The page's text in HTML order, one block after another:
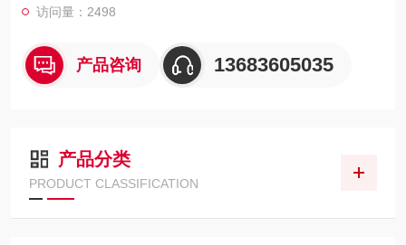
访问量：2498
产品咨询 13683605035
产品分类
PRODUCT CLASSIFICATION